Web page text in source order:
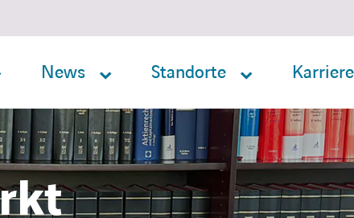
News Standorte Karriere